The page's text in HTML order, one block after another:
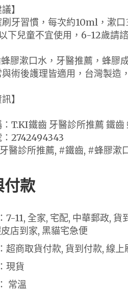
】
牙習慣，每次約10ml，漱
下兒童不宜使用，6-12歲請
膠漱口水，牙醫推薦，蜂膠
術後護理皆適用，台灣製造
】
T.KI鐵齒 牙醫診所推薦 鐵
2742494343
醫診所推薦, #鐵齒, #蜂膠漱
付款
7-11, 全家, 宅配, 中華郵政,
店到家, 黑貓宅急便
超商取貨付款, 貨到付款, 線
現貨
常溫